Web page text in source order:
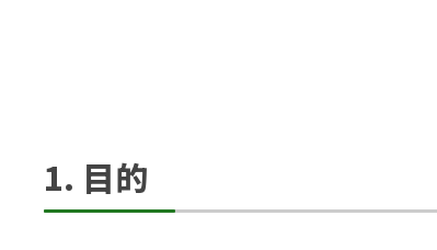
1. 目的